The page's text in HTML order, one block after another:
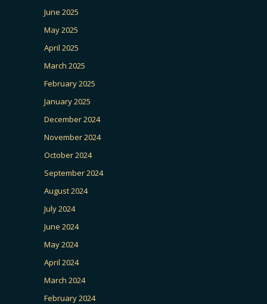
June 2025
May 2025
April 2025
March 2025
February 2025
January 2025
December 2024
November 2024
October 2024
September 2024
August 2024
July 2024
June 2024
May 2024
April 2024
March 2024
February 2024